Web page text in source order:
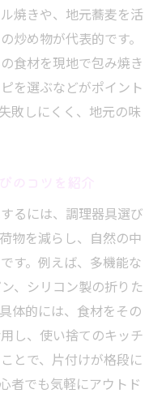
焼きや、地元蕎麦を活
炒め物が代表的です。
食材を現地で包み焼き
を選ぶなどがポイント
敗しにくく、地元の味
るには、調理器具選び
物を減らし、自然の中
す。例えば、多機能な
、シリコン製の折りた
体的には、食材をその
し、使い捨てのキッチ
とで、片付けが格段に
者でも気軽にアウトド